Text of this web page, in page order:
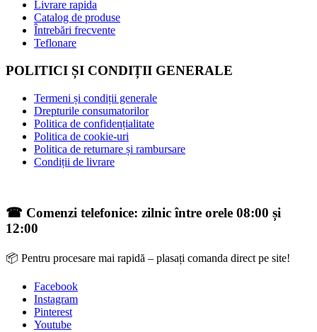
Livrare rapida
Catalog de produse
Întrebări frecvente
Teflonare
POLITICI ȘI CONDIȚII GENERALE
Termeni și condiții generale
Drepturile consumatorilor
Politica de confidențialitate
Politica de cookie-uri
Politica de returnare și rambursare
Condiții de livrare
☎ Comenzi telefonice: zilnic între orele 08:00 și
12:00
📦 Pentru procesare mai rapidă – plasați comanda direct pe site!
Facebook
Instagram
Pinterest
Youtube